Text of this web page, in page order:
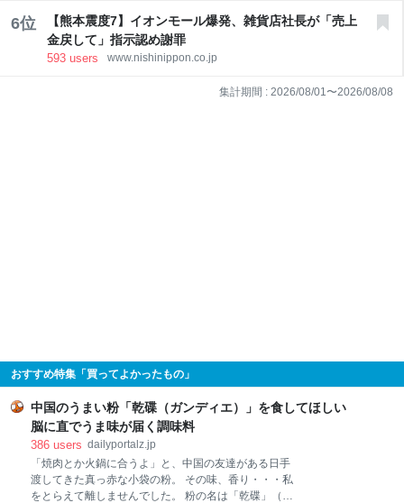
6位
【熊本震度7】イオンモール爆発、雑貨店社長が「売上
金戻して」指示認め謝罪
593 users www.nishinippon.co.jp
集計期間 : 2026/08/01 〜2026/08/08
おすすめ特集「買ってよかったもの」
中国のうまい粉「乾碟（ガンディエ）」を食してほしい
脳に直でうま味が届く調味料
386 users dailyportalz.jp
「焼肉とか火鍋に合うよ」と、中国の友達がある日手
渡してきた真っ赤な小袋の粉。 その味、香り・・・私
をとらえて離しませんでした。 粉の名は「乾碟」（ガ